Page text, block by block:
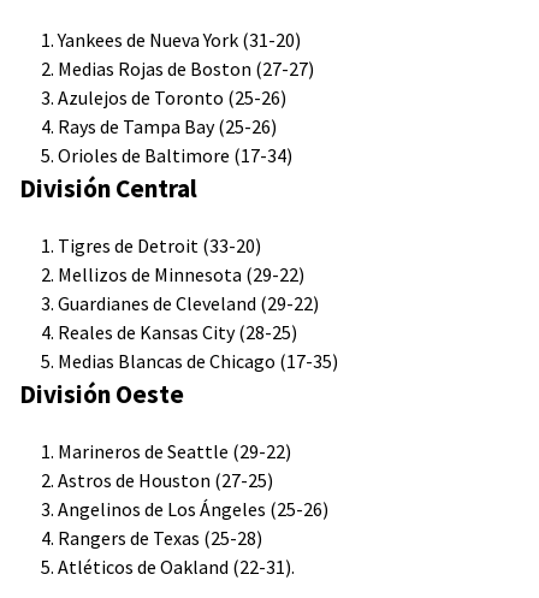
Yankees de Nueva York (31-20)
Medias Rojas de Boston (27-27)
Azulejos de Toronto (25-26)
Rays de Tampa Bay (25-26)
Orioles de Baltimore (17-34)
División Central
Tigres de Detroit (33-20)
Mellizos de Minnesota (29-22)
Guardianes de Cleveland (29-22)
Reales de Kansas City (28-25)
Medias Blancas de Chicago (17-35)
División Oeste
Marineros de Seattle (29-22)
Astros de Houston (27-25)
Angelinos de Los Ángeles (25-26)
Rangers de Texas (25-28)
Atléticos de Oakland (22-31).